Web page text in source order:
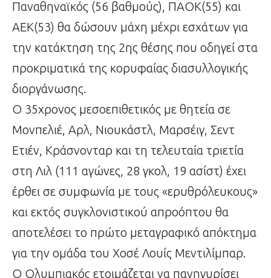
Παναθηναϊκός (56 βαθμούς), ΠΑΟΚ(55) και
ΑΕΚ(53) θα δώσουν μάχη μέχρι εσχάτων για
την κατάκτηση της 2ης θέσης που οδηγεί στα
προκριματικά της κορυφαίας διασυλλογικής
διοργάνωσης.
Ο 35χρονος μεσοεπιθετικός με θητεία σε
Μονπελιέ, Αρλ, Νιουκάστλ, Μαρσέιγ, Σεντ
Ετιέν, Κράσνονταρ και τη τελευταία τριετία
στη Λιλ (111 αγώνες, 28 γκολ, 19 ασίστ) έχει
έρθει σε συμφωνία με τους «ερυθρόλευκους»
και εκτός συγκλονιστικού απροόπτου θα
αποτελέσει το πρώτο μεταγραφικό απόκτημα
για την ομάδα του Χοσέ Λουίς Μεντιλίμπαρ.
Ο Ολυμπιακός ετοιμάζεται να πανηγυρίσει